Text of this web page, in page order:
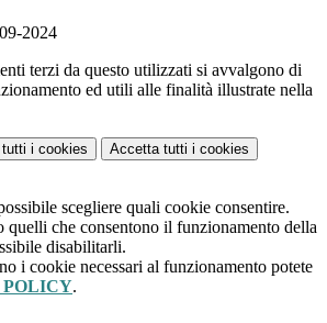
2024
terzi da questo utilizzati si avvalgono di
ed utili alle finalità illustrate nella
tutti i cookies Accetta tutti i cookies
scegliere quali cookie consentire.
quelli che consentono il funzionamento della
disabilitarli.
i cookie necessari al funzionamento potete
POLICY.